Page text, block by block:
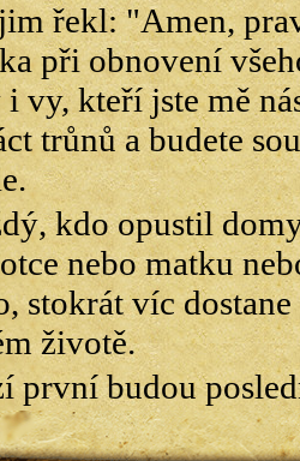
řekl: "Amen,
při obnovení
vy, kteří jste mě
trůnů a budete
kdo opustil
nebo matku
stokrát víc
životě.
první budou